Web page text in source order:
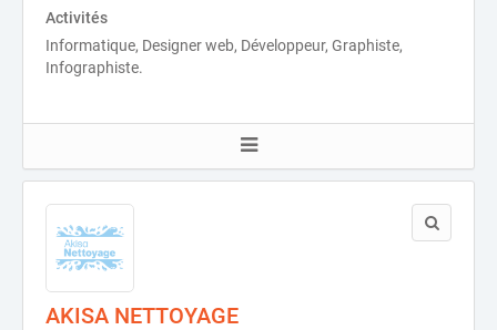
Activités
Informatique, Designer web, Développeur, Graphiste,
Infographiste.
AKISA NETTOYAGE